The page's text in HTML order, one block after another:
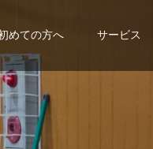
めての方へ サービス